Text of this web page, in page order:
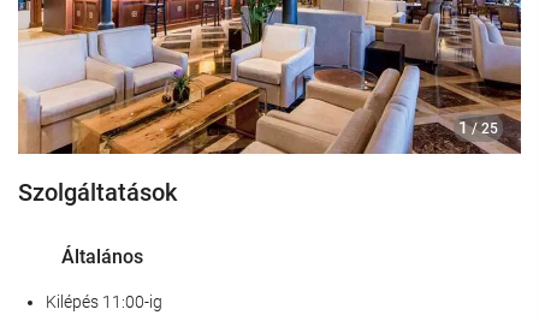
1 / 25
Szolgáltatások
Általános
Kilépés 11:00-ig